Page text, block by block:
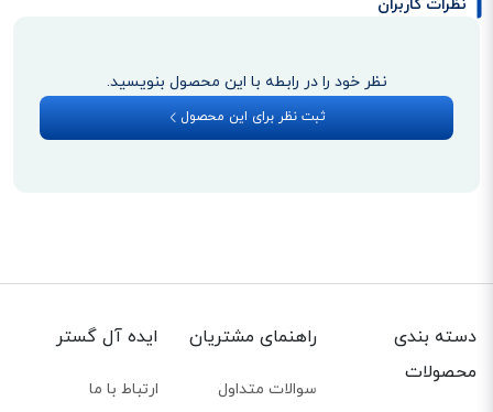
نظرات کاربران
نظر خود را در رابطه با این محصول بنویسید.
ثبت نظر برای این محصول
دسته بندی
محصولات
راهنمای مشتریان
سوالات متداول
ایده آل گستر
ارتباط با ما